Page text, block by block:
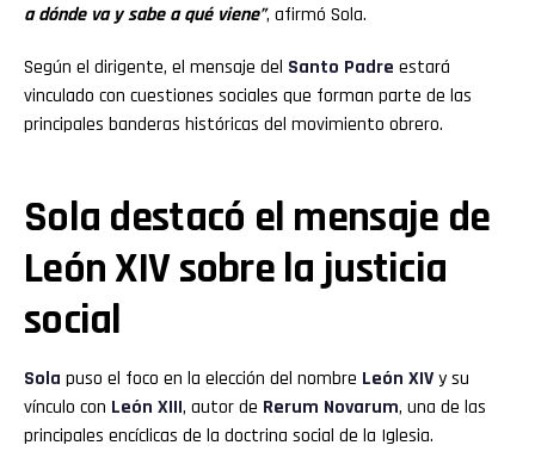
a dónde va y sabe a qué viene”, afirmó Sola.
Según el dirigente, el mensaje del Santo Padre estará
vinculado con cuestiones sociales que forman parte de las
principales banderas históricas del movimiento obrero.
Sola destacó el mensaje de
León XIV sobre la justicia
social
Sola puso el foco en la elección del nombre León XIVy su
vínculo con León XIII, autor de Rerum Novarum, una de las
principales encíclicas de la doctrina social de la Iglesia.